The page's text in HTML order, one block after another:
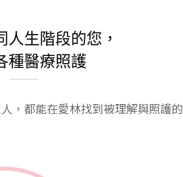
人生階段的您，
種醫療照護
，都能在愛林找到被理解與照護的